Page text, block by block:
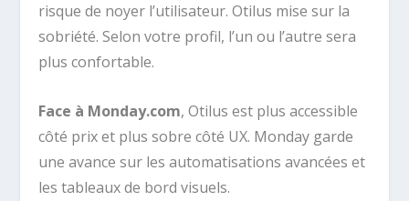
risque de noyer l’utilisateur. Otilus mise sur la
sobriété. Selon votre profil, l’un ou l’autre sera
plus confortable.
Face à Monday.com, Otilus est plus accessible
côté prix et plus sobre côté UX. Monday garde
une avance sur les automatisations avancées et
les tableaux de bord visuels.